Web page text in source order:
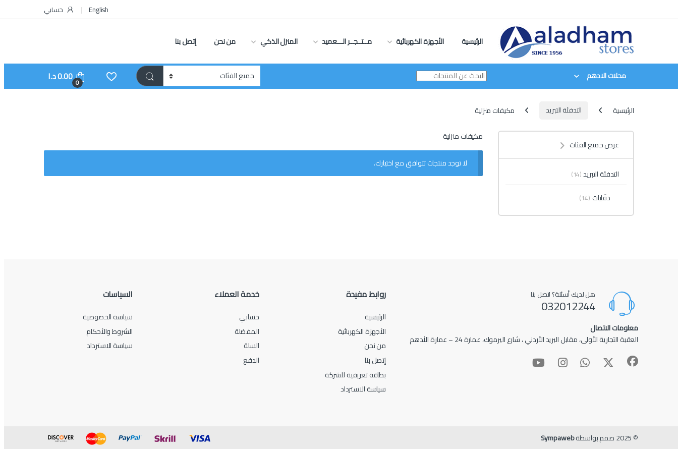
English حسابي
الرئيسية الأجهزة الكهربائية مــتــجــر الـــعميد المنزل الذكي من نحن إتصل بنا
محلات الادهم Search for:
0
0.00د.ا
الرئيسية التدفئة التبريد
مكيفات منزلية
مكيفات منزلية
لا توجد منتجات تتوافق مع اختيارك.
عرض جميع الفئات
التدفئة التبريد(14)
دفّايات (14)
هل لديك أسئلة؟ اتصل بنا
032012244
معلومات الاتصال
العقبة التجارية الأولى، مقابل البريد الأردني ، شارع اليرموك، عمارة 24 – عمارة الأدهم
روابط مفيدة
الرئيسية
الأجهزة الكهربائية
من نحن
إتصل بنا
بطاقة تعريفية للشركة
سياسة الاسترداد
خدمة العملاء
حسابي
المفضلة
السلة
الدفع
السياسات
سياسة الخصوصية
الشروط والأحكام
سياسة الاسترداد
© 2025 صمم بواسطة Sympaweb